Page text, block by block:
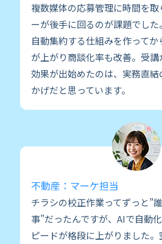
複数媒体の応募管理に時間を
ーが後手に回るのが課題でし
自動集約する仕組みを作って
が上がり商談化率も改善。受
効果が出始めたのは、実務直
かげだと思っています。
不動産：マーケ担当
チラシの校正作業ってずっと”
事”だったんですが、AIで自動
ピードが格段に上がりました